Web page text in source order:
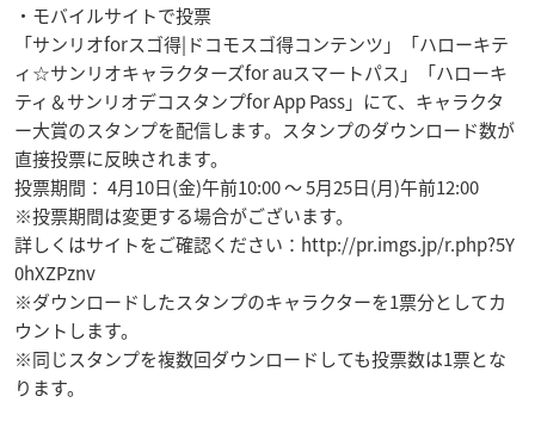
・モバイルサイトで投票
「サンリオforスゴ得|ドコモスゴ得コンテンツ」「ハローキテ
ィ☆サンリオキャラクターズfor auスマートパス」「ハローキ
ティ＆サンリオデコスタンプfor App Pass」にて、キャラクタ
ー大賞のスタンプを配信します。スタンプのダウンロード数が
直接投票に反映されます。
投票期間： 4月10日(金)午前10:00 〜 5月25日(月)午前12:00
※投票期間は変更する場合がございます。
詳しくはサイトをご確認ください：http://pr.imgs.jp/r.php?5Y
0hXZPznv
※ダウンロードしたスタンプのキャラクターを1票分としてカ
ウントします。
※同じスタンプを複数回ダウンロードしても投票数は1票とな
ります。